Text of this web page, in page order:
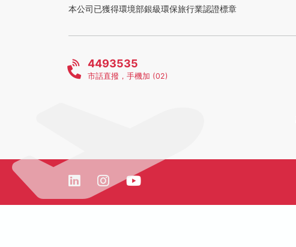
本公司已獲得環境部銀級環保旅行業認證標章
4493535
市話直撥，手機加 (02)